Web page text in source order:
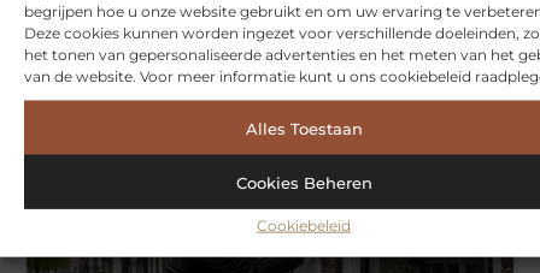
begrijpen hoe u onze website gebruikt en om uw ervaring te
Deze cookies kunnen worden ingezet voor verschillende doeleinden,
het tonen van gepersonaliseerde advertenties en het meten van het
van de website. Voor meer informatie kunt u ons cookiebeleid
Alles Toestaan
Cookies Beheren
Cookiebeleid
Symbiont360: Innovatieve EMS-training in Utrecht voor een
effectieve workout